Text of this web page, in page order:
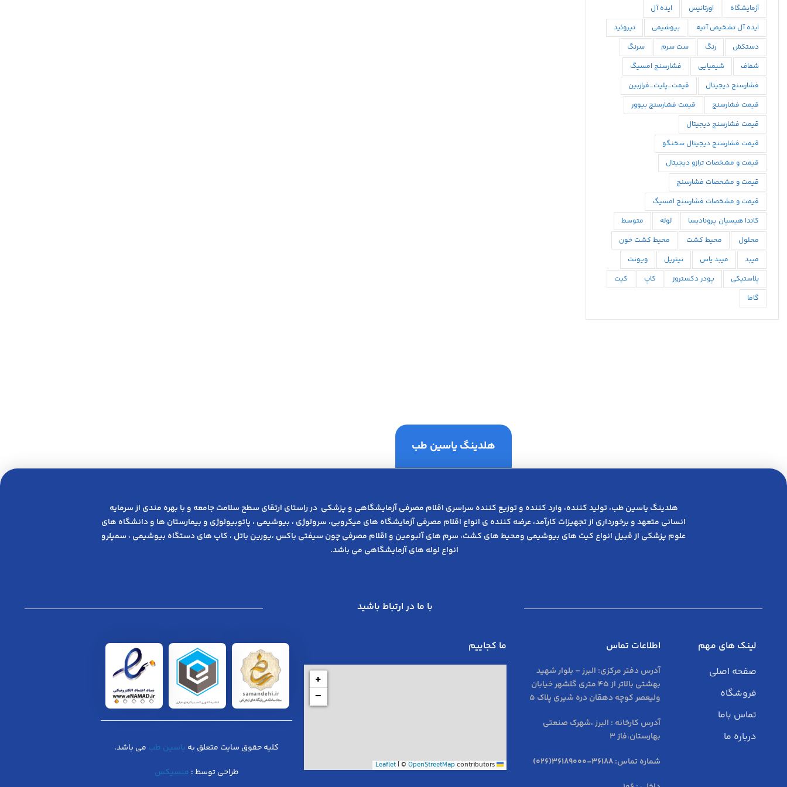
آزمایشگاه
اورتانیس
ایده آل
ایده آل تشخیص آتیه
بیوشیمی
تیروئید
دستکش
رنگ ست سرم
سرنگ
شفاف
شیمیایی
فشارسنج امسیگ
فشارسنج دیجیتال
قیمت_پلیت_فرازبین
قیمت فشارسنج
قیمت فشارسنج بیوور
قیمت فشارسنج دیجیتال
قیمت فشارسنج دیجیتال سخنگو
قیمت و مشخصات ترازو دیجیتال
قیمت و مشخصات فشارسنج
قیمت و مشخصات فشارسنج امسیگ
كاندا هيسپان پروناديسا
لوله
متوسط
محلول
محيط كشت
محیط کشت خون
میبد
میبد یاس نیتریل
ویونت
پلاستیکی
پودر دکستروز کاپ
کیت
گاما
هلدینگ یاسین طب
هلدینگ یاسین طب، تولید کننده، وارد کننده و توزیع کننده سراسری اقلام مصرفی آزمایشگاهی و پزشکی در راﺳﺘﺎی ارﺗﻘﺎی ﺳﻄﺢ ﺳﻼﻣﺖ ﺟﺎﻣﻌﻪ و ﺑﺎ ﺑﻬﺮه ﻣﻨﺪی از ﺳﺮﻣﺎﯾﻪ
انسانی متعهد و ﺑﺮﺧﻮرداری از ﺗﺠﻬﯿﺰات ﮐﺎرآﻣﺪ، عرضه کننده ی انواع اﻗﻼم مصرفی آزﻣﺎﯾﺸﮕﺎه های میکروبی، ﺳﺮوﻟﻮژی ، ﺑﯿﻮﺷﯿﻤﯽ ، پاتوبیولوژی و بیمارستان ها و دانشگاه های
علوم پزشکی از قبیل انواع کیت های بیوشیمی ومحیط های کشت، سرم های آلبومین و اقلام مصرفی چون سیفتی باکس ،یورین باتل ، کاپ های دستگاه بیوشیمی ، سمپلرو
انواع لوله های آزمایشگاهی می باشد.
با ما در ارتباط باشید
لینک های مهم
صفحه اصلی
فروشگاه
تماس باما
درباره ما
اطلاعات تماس
آدرس دفتر مرکزی: البرز – بلوار شهید
بهشتی بالاتر از 45 متری گلشهر خیابان
ولیعصر کوچه دهقان دره شیری پلاک 5
آدرس کارخانه : البرز ،شهرک صنعتی
بهارستان،فاز 3
شماره تماس:36188-36189000(026)
ما کجاییم
+
−
Leaflet
| © OpenStreetMap contributors
کلیه حقوق سایت متعلق به یاسین طب می باشد.
طراحی توسط : منسیکس